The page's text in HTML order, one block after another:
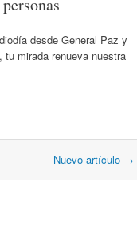
desde General Paz y
mirada renueva nuestra
Nuevo artículo →